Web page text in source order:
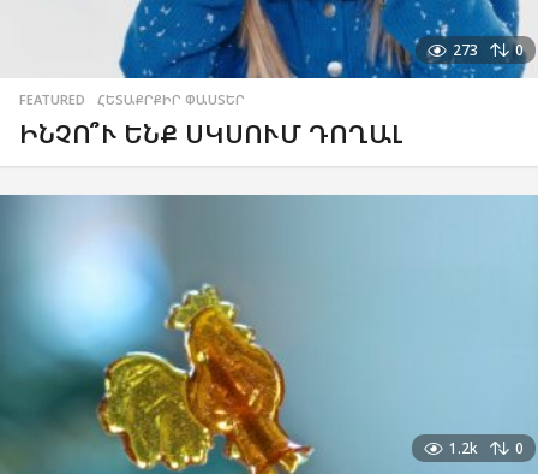
273 0
FEATURED ,ՀԵՏԱՔՐՔԻՐ ՓԱՍՏԵՐ
ԻՆՉՈ՞Ւ ԵՆՔ ՍԿՍՈՒՄ ԴՈՂԱԼ
1.2k 0